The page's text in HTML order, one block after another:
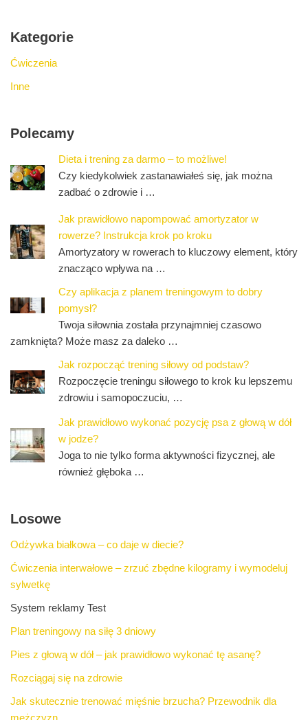
Kategorie
Ćwiczenia
Inne
Polecamy
Dieta i trening za darmo – to możliwe!
Czy kiedykolwiek zastanawiałeś się, jak można
zadbać o zdrowie i …
Jak prawidłowo napompować amortyzator w
rowerze? Instrukcja krok po kroku
Amortyzatory w rowerach to kluczowy element, który
znacząco wpływa na …
Czy aplikacja z planem treningowym to dobry
pomysł?
Twoja siłownia została przynajmniej czasowo
zamknięta? Może masz za daleko …
Jak rozpocząć trening siłowy od podstaw?
Rozpoczęcie treningu siłowego to krok ku lepszemu
zdrowiu i samopoczuciu, …
Jak prawidłowo wykonać pozycję psa z głową w dół
w jodze?
Joga to nie tylko forma aktywności fizycznej, ale
również głęboka …
Losowe
Odżywka białkowa – co daje w diecie?
Ćwiczenia interwałowe – zrzuć zbędne kilogramy i wymodeluj
sylwetkę
System reklamy Test
Plan treningowy na siłę 3 dniowy
Pies z głową w dół – jak prawidłowo wykonać tę asanę?
Rozciągaj się na zdrowie
Jak skutecznie trenować mięśnie brzucha? Przewodnik dla
mężczyzn